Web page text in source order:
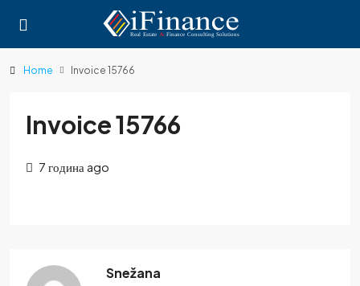
Home Invoice 15766
Invoice 15766
7 година ago
Snežana